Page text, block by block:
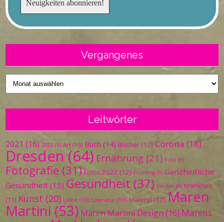
Vergangenes
Vergangenes
Leitwörter
2021 (16) 2022 (9) Art (10) Buch (14) Bücher (12) Corona (18)
Dresden (64) Ernährung (21) Foto (9)
Fotografie (31) Fotos 2022 (12) Frühling (9) Ganzheitliche
Gesundheit (15) Gesundheit (37) Kinder (9) Krankheit
(11) Kunst (20) Liebe (10) Literatur (10) Malerei (12) Maren
Martini (53) Maren Martini Design (16) Marens